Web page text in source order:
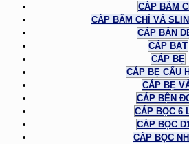
CÁP BẤM
CÁP BẤM CHÌ VÀ
CÁP BẢN
CÁP BẠT
CÁP BẸ
CÁP BẸ CẨU
CÁP BẸ
CÁP BỆN
CÁP BỌC 6
CÁP BỌC
CÁP BỌC